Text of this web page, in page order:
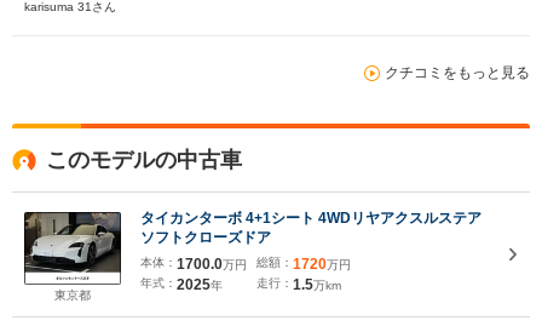
karisuma 31さん
クチコミをもっと見る
このモデルの中古車
東京都
タイカンターボ 4+1シート 4WDリヤアクスルステア
ソフトクローズドア
本体： 1700.0万円
年式： 2025年
総額： 1720万円
走行： 1.5万km